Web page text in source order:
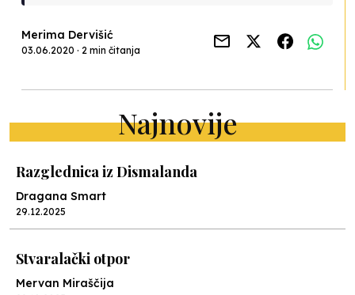
Merima Dervišić
03.06.2020 · 2 min čitanja
Najnovije
Razglednica iz Dismalanda
Dragana Smart
29.12.2025
Stvaralački otpor
Mervan Miraščija